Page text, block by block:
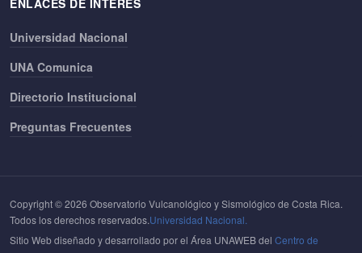
ENLACES DE INTERÉS
Universidad Nacional
UNA Comunica
Directorio Institucional
Preguntas Frecuentes
Copyright © 2026 Observatorio Vulcanológico y Sismológico de Costa Rica.
Todos los derechos reservados.Universidad Nacional.
Sitio Web diseñado y desarrollado por el Área UNAWEB del Centro de